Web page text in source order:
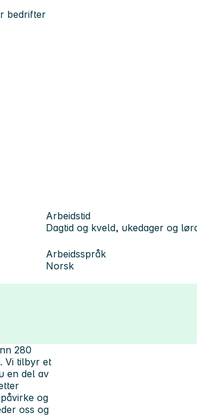
bedrifter
Arbeidstid
Dagtid og kveld, ukedager og
Arbeidsspråk
Norsk
280
Vi tilbyr et
en del av
og
oss og